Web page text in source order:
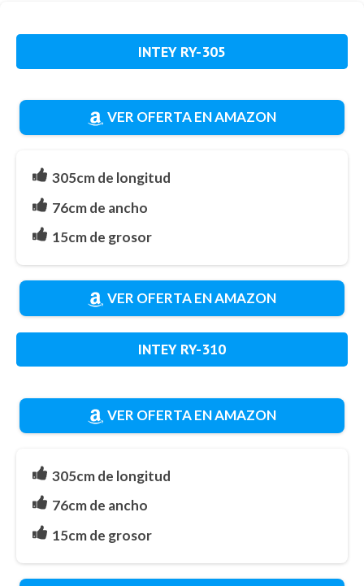
INTEY RY-305
VER OFERTA EN AMAZON
305cm de longitud
76cm de ancho
15cm de grosor
VER OFERTA EN AMAZON
INTEY RY-310
VER OFERTA EN AMAZON
305cm de longitud
76cm de ancho
15cm de grosor